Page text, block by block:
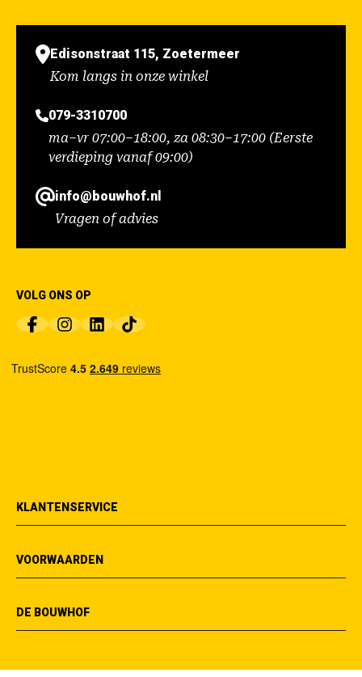
Edisonstraat 115, Zoetermeer
Kom langs in onze winkel
079-3310700
ma–vr 07:00–18:00, za 08:30–17:00 (Eerste
verdieping vanaf 09:00)
info@bouwhof.nl
Vragen of advies
VOLG ONS OP
KLANTENSERVICE
VOORWAARDEN
DE BOUWHOF